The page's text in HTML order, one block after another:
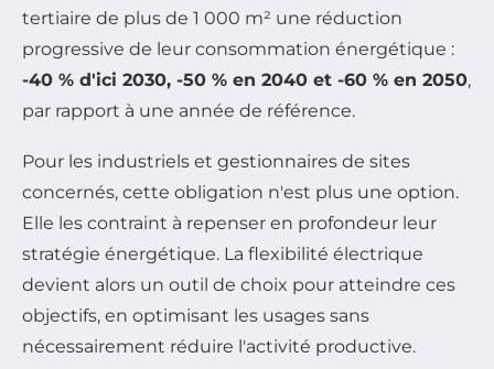
tertiaire de plus de 1 000 m² une réduction
progressive de leur consommation énergétique :
-40 % d'ici 2030, -50 % en 2040 et -60 % en 2050,
par rapport à une année de référence.
Pour les industriels et gestionnaires de sites
concernés, cette obligation n'est plus une option.
Elle les contraint à repenser en profondeur leur
stratégie énergétique. La flexibilité électrique
devient alors un outil de choix pour atteindre ces
objectifs, en optimisant les usages sans
nécessairement réduire l'activité productive.